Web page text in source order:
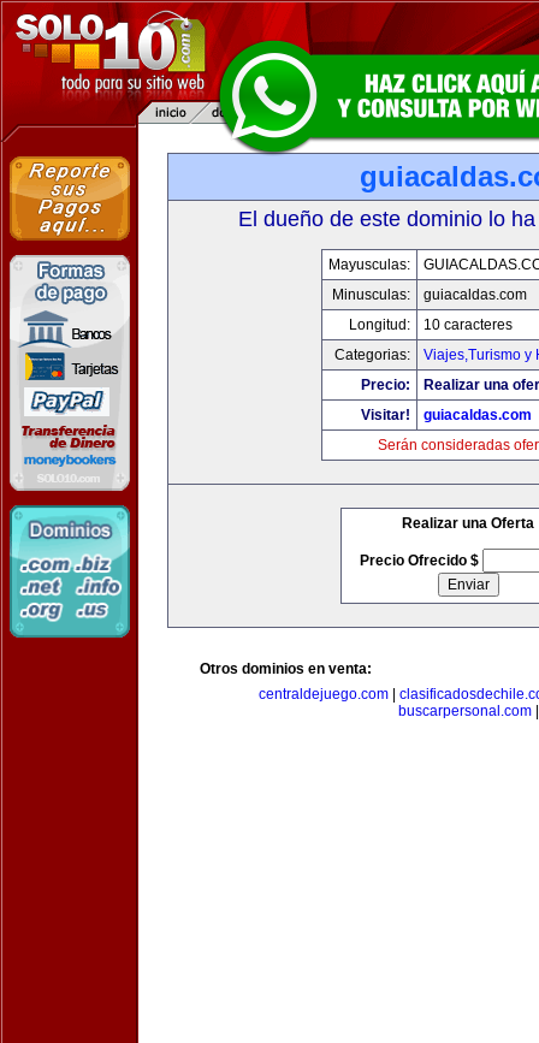
El dueño de este dominio lo
Mayusculas:
Minusculas:
guiacaldas.com
Longitud:
10 caracteres
Categorias:
Viajes,Turismo y
Precio:
Realizar una
Visitar!
guiacaldas.com
Serán consideradas
Realizar una Oferta
Precio Ofrecido $
Otros dominios en venta:
centraldejuego.com
buscarpersonal.com|